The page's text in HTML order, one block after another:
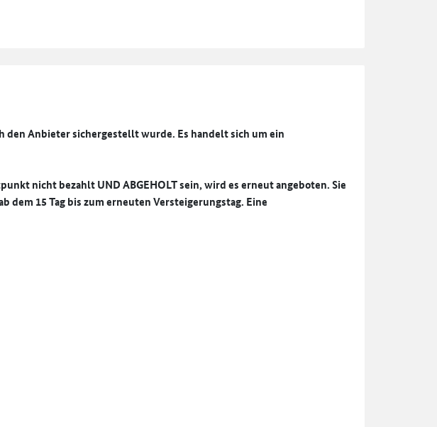
den Anbieter sichergestellt wurde. Es handelt sich um ein
nicht bezahlt UND ABGEHOLT sein, wird es erneut angeboten. Sie
15 Tag bis zum erneuten Versteigerungstag. Eine